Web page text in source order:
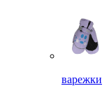
варежки